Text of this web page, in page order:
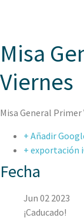
Misa
Viernes
Misa General Primer
+ Añadir
+ exportación
Fecha
Jun 02 2023
¡Caducado!